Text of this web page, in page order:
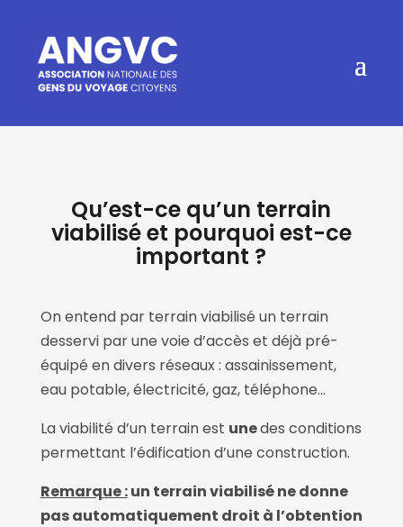
Qu’est-ce qu’un terrain
viabilisé et pourquoi est-ce
important ?
On entend par terrain viabilisé un terrain
desservi par une voie d’accès et déjà pré-
équipé en divers réseaux : assainissement,
eau potable, électricité, gaz, téléphone…
La viabilité d’un terrain est unedes conditions
permettant l’édification d’une construction.
Remarque :un terrain viabilisé ne donne
pas automatiquement droit à l’obtention